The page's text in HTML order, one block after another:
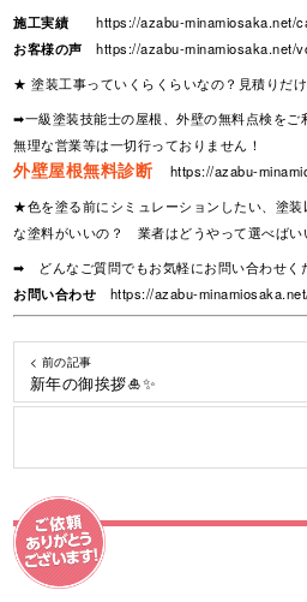
施工実績
https://azabu-minamiosaka.net/
お客様の声
https://azabu-minamiosaka.net/
★ 塗装工事っていくらくらいなの？見積りだ
➡一級塗装技能士の屋根、外壁の無料点検をご
無理な営業等は一切行っておりません！
外壁屋根無料診断
https://azabu-
★色を塗る前にシミュレーションしたい、塗
な塗料がいいの？ 業者はどうやって選べばい
➡ どんなご質問でもお気軽にお問い合わせく
お問い合わせ
https://azabu-
< 前の記事
新年の御挨拶🎍✨